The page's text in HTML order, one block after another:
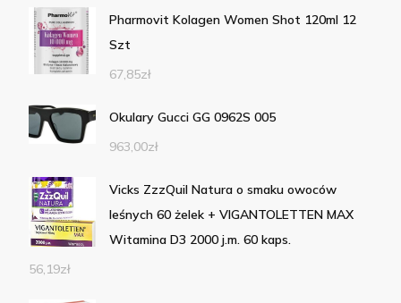
Pharmovit Kolagen Women Shot 120ml 12
Szt
67,85zł
Okulary Gucci GG 0962S 005
963,00zł
Vicks ZzzQuil Natura o smaku owoców
leśnych 60 żelek + VIGANTOLETTEN MAX
Witamina D3 2000 j.m. 60 kaps.
56,19zł